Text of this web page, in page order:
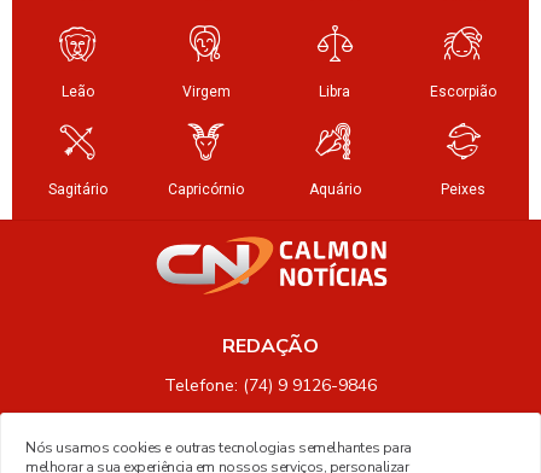
REDAÇÃO
Telefone: (74) 9 9126-9846
Nós usamos cookies e outras tecnologias semelhantes para
melhorar a sua experiência em nossos serviços, personalizar